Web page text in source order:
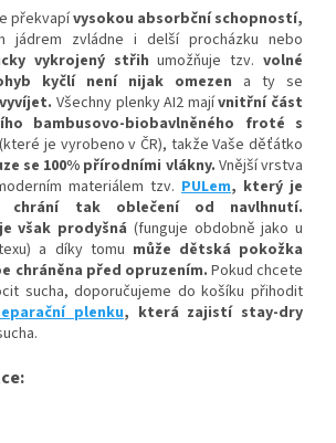
překvapívysokou absorbční schopností,
jádrem zvládne i delší procházku nebo
vykrojený střih umožňuje tzv.volné
kyčlí není nijak omezen a ty se
. Všechny plenky AI2 majívnitřní část
bambusovo-biobavlněného froté s
je vyrobeno v ČR), takže Vaše děťátko
se 100% přírodními vlákny. Vnější vrstva
materiálem tzv. PULem, který je
chrání tak oblečení od navlhnutí.
však prodyšná (funguje obdobně jako u
a díky tomu může dětská pokožka
chráněna před opruzením. Pokud chcete
sucha, doporučujeme do košíku přihodit
plenku, která zajistí stay-dry